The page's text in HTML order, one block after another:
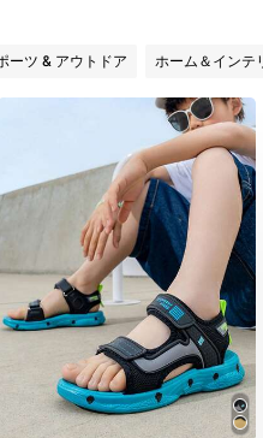
ーツ & アウトドア ホーム＆インテ